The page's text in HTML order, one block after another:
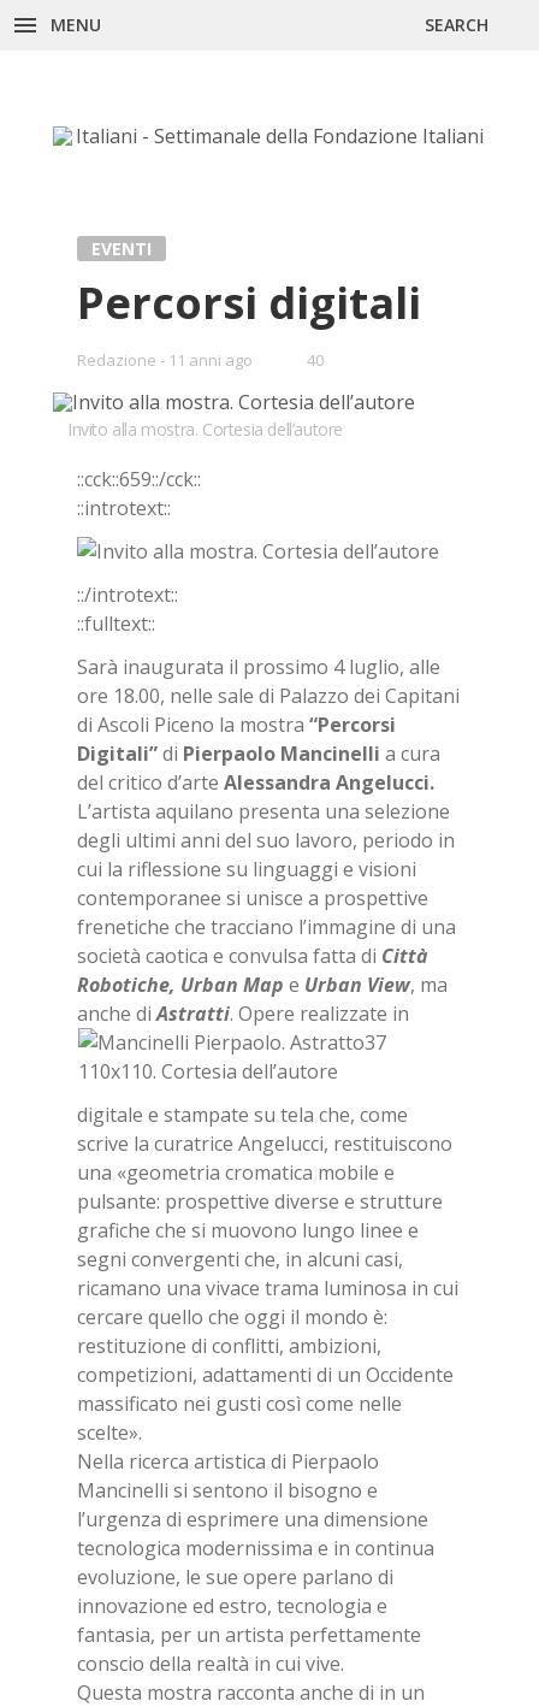
to MENU SEARCH
EVENTI
Percorsi digitali
Redazione 11 anni ago
•
40
Invito alla mostra. Cortesia dell’autore
::cck::659::/cck::
::introtext::
::/introtext::
::fulltext::
Sarà inaugurata il prossimo 4 luglio, alle
ore 18.00, nelle sale di Palazzo dei Capitani
di Ascoli Piceno la mostra “Percorsi
Digitali”di Pierpaolo Mancinelli a cura
del critico d’arte Alessandra Angelucci.
L’artista aquilano presenta una selezione
degli ultimi anni del suo lavoro, periodo in
cui la riflessione su linguaggi e visioni
contemporanee si unisce a prospettive
frenetiche che tracciano l’immagine di una
società caotica e convulsa fatta di Città
Robotiche, Urban Map e Urban View, ma
anche diAstratti. Opere realizzate in
digitale e stampate su tela che, come
scrive la curatrice Angelucci, restituiscono
una «geometria cromatica mobile e
pulsante: prospettive diverse e strutture
grafiche che si muovono lungo linee e
segni convergenti che, in alcuni casi,
ricamano una vivace trama luminosa in cui
cercare quello che oggi il mondo è:
restituzione di conflitti, ambizioni,
competizioni, adattamenti di un Occidente
massificato nei gusti così come nelle
scelte».
Nella ricerca artistica di Pierpaolo
Mancinelli si sentono il bisogno e
l’urgenza di esprimere una dimensione
tecnologica modernissima e in continua
evoluzione, le sue opere parlano di
innovazione ed estro, tecnologia e
fantasia, per un artista perfettamente
conscio della realtà in cui vive.
Questa mostra racconta anche di in un